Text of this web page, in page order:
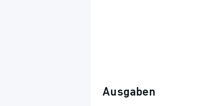
Ausgaben